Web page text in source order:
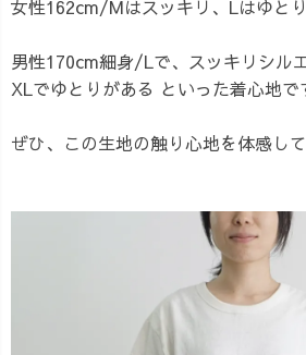
女性162cm/Mはスッキリ、Lはゆと
男性170cm細身/Lで、スッキリシルエ
XLでゆとりがある といった着心地で
ぜひ、この生地の触り心地を体感し